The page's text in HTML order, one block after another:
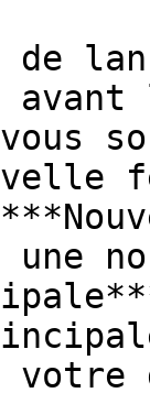
de
avant
une